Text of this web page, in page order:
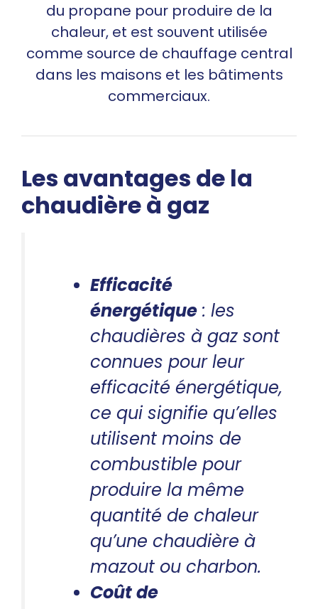
du propane pour produire de la
chaleur, et est souvent utilisée
comme source de chauffage central
dans les maisons et les bâtiments
commerciaux.
Les avantages de la
chaudière à gaz
Efficacité
énergétique : les
chaudières à gaz sont
connues pour leur
efficacité énergétique,
ce qui signifie qu’elles
utilisent moins de
combustible pour
produire la même
quantité de chaleur
qu’une chaudière à
mazout ou charbon.
Coût de